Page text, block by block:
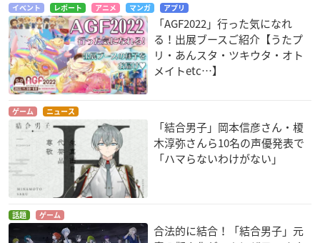
イベント レポート アニメ マンガ アプリ
「AGF2022」行った気になれ
る！出展ブースご紹介【うたプ
リ・あんスタ・ツキウタ・オト
メイトetc…】
ゲーム ニュース
「結合男子」岡本信彦さん・榎
木淳弥さんら10名の声優発表で
「ハマらないわけがない」
話題 ゲーム
合法的に結合！「結合男子」元